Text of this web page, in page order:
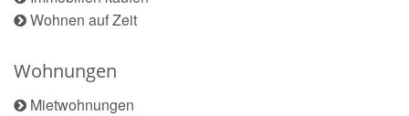
Wohnen auf Zeit
Wohnungen
Mietwohnungen